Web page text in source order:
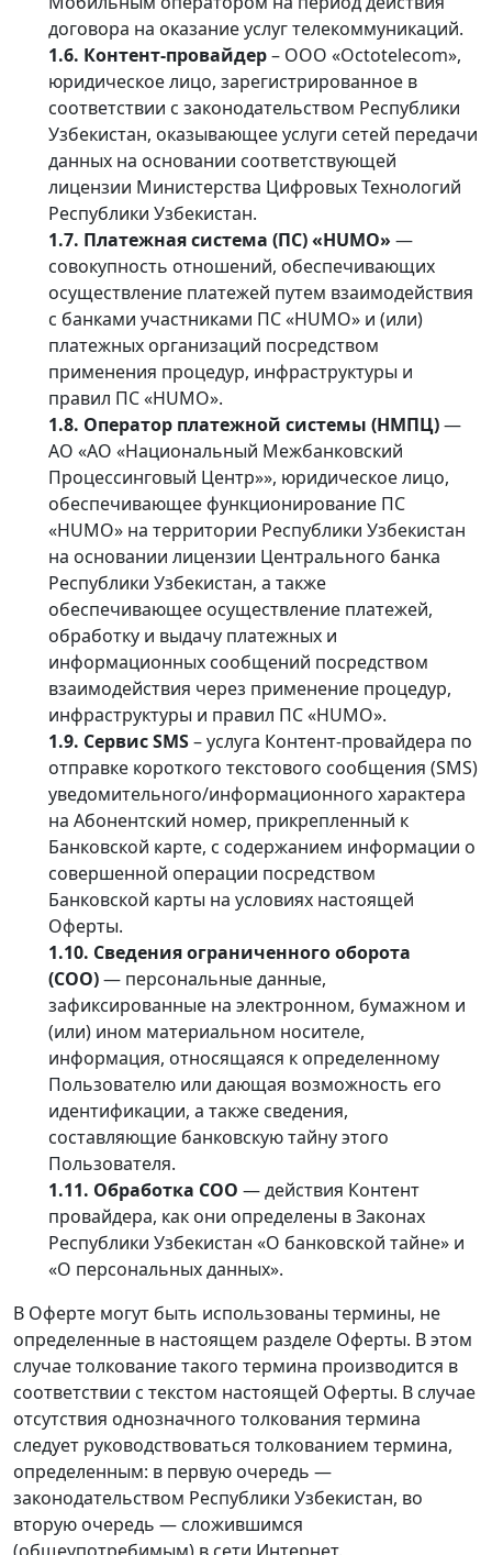
договора на оказание услуг телекоммуникаций.
1.6. Контент-провайдер– ООО «Octotelecom»,
юридическое лицо, зарегистрированное в
соответствии с законодательством Республики
Узбекистан, оказывающее услуги сетей передачи
данных на основании соответствующей
лицензии Министерства Цифровых Технологий
Республики Узбекистан.
1.7. Платежная система (ПС) «HUMO» —
совокупность отношений, обеспечивающих
осуществление платежей путем взаимодействия
с банками участниками ПС «HUMO» и (или)
платежных организаций посредством
применения процедур, инфраструктуры и
правил ПС «HUMO».
1.8. Оператор платежной системы (НМПЦ)—
АО «АО «Национальный Межбанковский
Процессинговый Центр»», юридическое лицо,
обеспечивающее функционирование ПС
«HUMO» на территории Республики Узбекистан
на основании лицензии Центрального банка
Республики Узбекистан, а также
обеспечивающее осуществление платежей,
обработку и выдачу платежных и
информационных сообщений посредством
взаимодействия через применение процедур,
инфраструктуры и правил ПС «HUMO».
1.9. Сервис SMS– услуга Контент-провайдера по
отправке короткого текстового сообщения (SMS)
уведомительного/информационного характера
на Абонентский номер, прикрепленный к
Банковской карте, с содержанием информации о
совершенной операции посредством
Банковской карты на условиях настоящей
Оферты.
1.10. Сведения ограниченного оборота
(СОО)— персональные данные,
зафиксированные на электронном, бумажном и
(или) ином материальном носителе,
информация, относящаяся к определенному
Пользователю или дающая возможность его
идентификации, а также сведения,
составляющие банковскую тайну этого
Пользователя.
1.11. Обработка СОО — действия Контент
провайдера, как они определены в Законах
Республики Узбекистан «О банковской тайне» и
«О персональных данных».
В Оферте могут быть использованы термины, не
определенные в настоящем разделе Оферты. В этом
случае толкование такого термина производится в
соответствии с текстом настоящей Оферты. В случае
отсутствия однозначного толкования термина
следует руководствоваться толкованием термина,
определенным: в первую очередь —
законодательством Республики Узбекистан, во
вторую очередь — сложившимся